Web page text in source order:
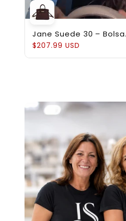
Jane Suede 30 – Bolsa
em Couro Suede
$207.99 USD